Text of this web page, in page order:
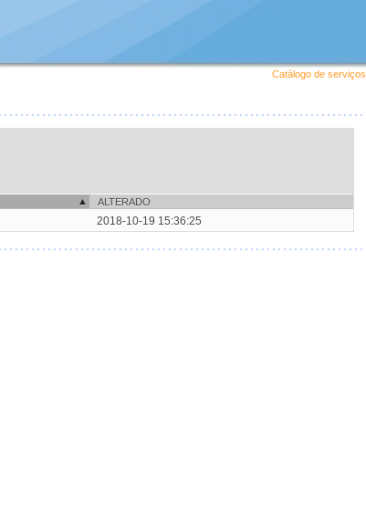
Catálogo de serviços
ALTERADO
2018-10-19 15:36:25